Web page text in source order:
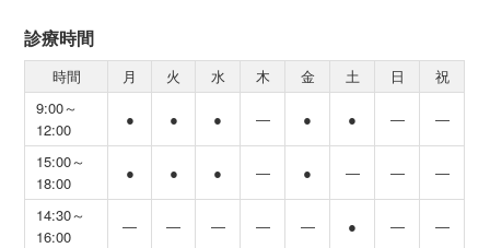
診療時間
時間 月 火 水 木 金 土 日
祝
9:00～
12:00
● ● ● ― ● ● ― ―
15:00～
18:00
● ● ● ― ● ― ― ―
14:30～
16:00
― ― ― ― ― ● ― ―